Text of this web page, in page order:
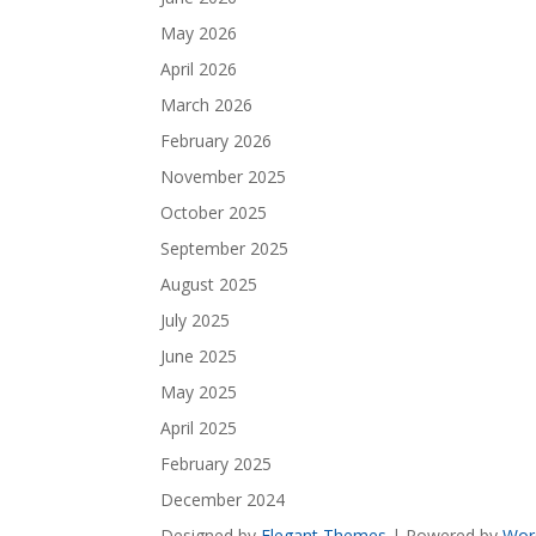
May 2026
April 2026
March 2026
February 2026
November 2025
October 2025
September 2025
August 2025
July 2025
June 2025
May 2025
April 2025
February 2025
December 2024